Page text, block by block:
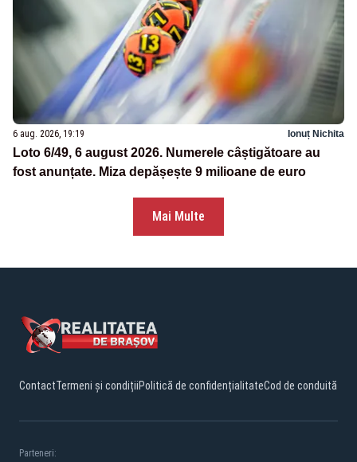
6 aug. 2026, 19:19 Ionuț Nichita
Loto 6/49, 6 august 2026. Numerele câștigătoare au
fost anunțate. Miza depășește 9 milioane de euro
Mai Multe
ContactTermeni și condițiiPolitică de confidențialitateCod de conduită
Parteneri: